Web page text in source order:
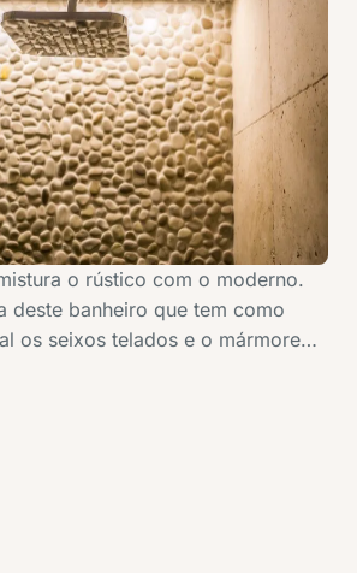
o rústico com o moderno.
deste banheiro que tem como
os seixos telados e o mármore
que esta junção gera é de